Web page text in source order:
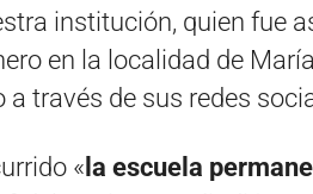
institución, quien fue
en la localidad de
través de sus redes
« la escuela